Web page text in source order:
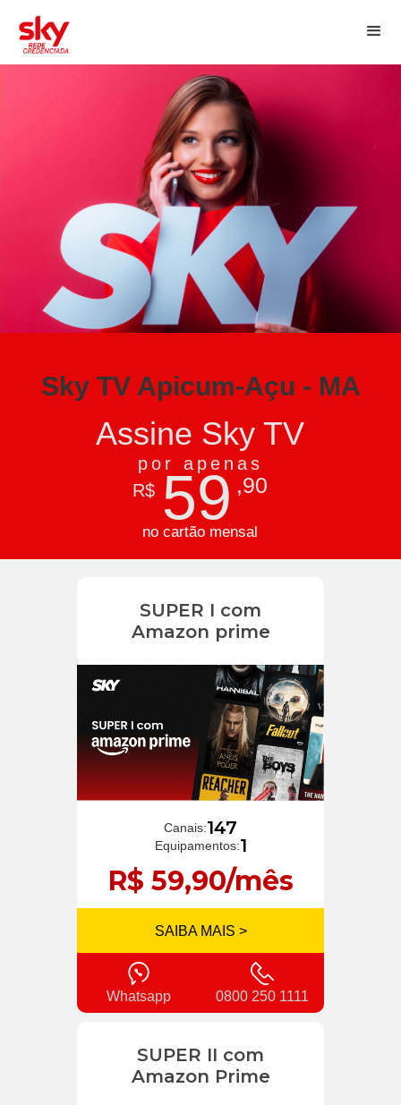
Sky TV Apicum-Açu - MA
Assine Sky TV
por apenas
R$ 59 ,90
no cartão mensal
SUPER I com
Amazon prime
Canais:147
Equipamentos:1
R$ 59,90/mês
SAIBA MAIS >
Whatsapp 0800 250 1111
SUPER II com
Amazon Prime